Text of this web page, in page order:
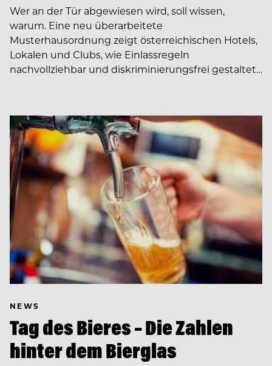
Wer an der Tür abgewiesen wird, soll wissen,
warum. Eine neu überarbeitete
Musterhausordnung zeigt österreichischen Hotels,
Lokalen und Clubs, wie Einlassregeln
nachvollziehbar und diskriminierungsfrei gestaltet…
NEWS
Tag des Bieres – Die Zahlen
hinter dem Bierglas